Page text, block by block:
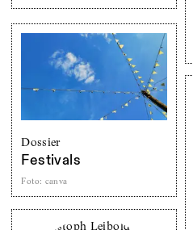
Dossier
Festivals
Foto: canva